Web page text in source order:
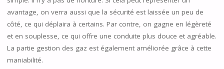
avantage, on verra aussi que la sécurité est laissée un peu de
côté, ce qui déplaira à certains. Par contre, on gagne en légèreté
et en souplesse, ce qui offre une conduite plus douce et agréable.
La partie gestion des gaz est également améliorée grâce à cette
maniabilité.